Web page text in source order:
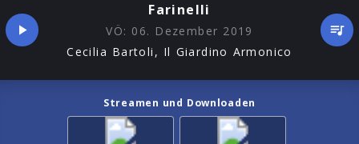
Farinelli
VÖ: 06. Dezember 2019
Cecilia Bartoli, Il Giardino Armonico
Streamen und Downloaden